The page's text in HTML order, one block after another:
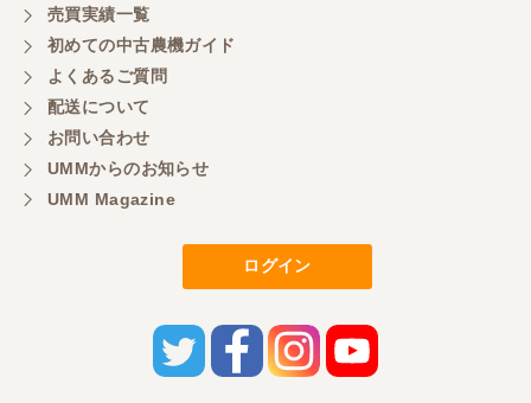
売買実績一覧
初めての中古農機ガイド
よくあるご質問
配送について
お問い合わせ
UMMからのお知らせ
UMM Magazine
ログイン